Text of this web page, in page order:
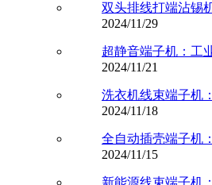
双头排线打端沾锡
2024/11/29
超静音端子机：工
2024/11/21
洗衣机线束端子机
2024/11/18
全自动插壳端子机
2024/11/15